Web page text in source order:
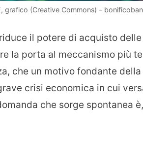
grafico (Creative Commons) –
il potere di acquisto
la porta al meccanismo più
che un motivo fondante
crisi economica in cui
che sorge spontanea